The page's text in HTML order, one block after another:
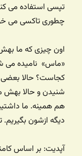
تپسی استفاده می
چطوری تاکسی می
اون چیزی که ما
«ماس»‌ نامیده می
کجاست؟ حالا بعضی
شنیدن و حالا بهش
هم همینه. ما
دیگه ازشون بگیریم.
آپدیت: بر اساس